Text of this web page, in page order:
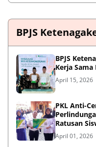
BPJS
BPJS
Kerja
April 15, 2026
PKL Anti-
Ratusan
April 01, 2026